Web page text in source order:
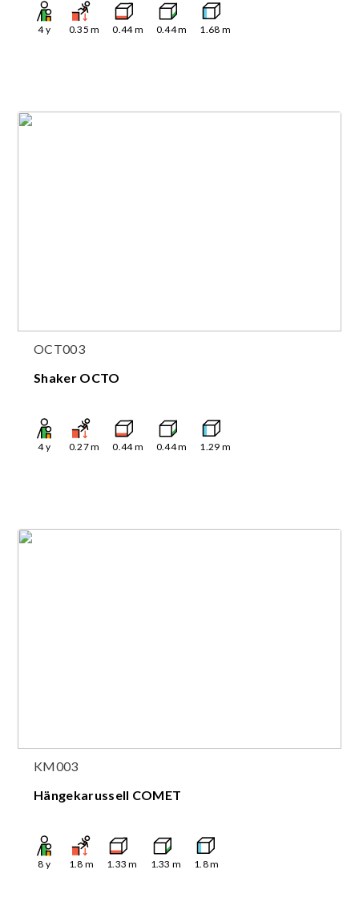
4y 0.35 m 0.44m 0.44m 1.68 m
OCT003
Shaker OCTO
4y 0.27m 0.44m 0.44m 1.29 m
KM003
Hängekarussell COMET
8 y 1.8 m 1.33 m 1.33 m 1.8m